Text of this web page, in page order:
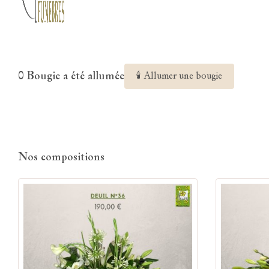
0 Bougie a été allumée 🕯 Allumer une bougie
Nos compositions